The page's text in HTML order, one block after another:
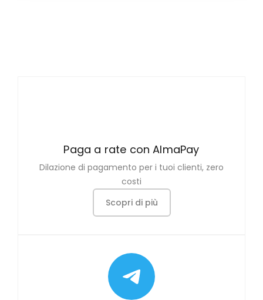
Paga a rate con AlmaPay
Dilazione di pagamento per i tuoi clienti, zero
costi
Scopri di più